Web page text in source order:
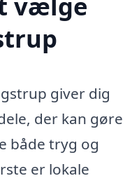
giver dig
der kan gøre
både tryg og
er lokale